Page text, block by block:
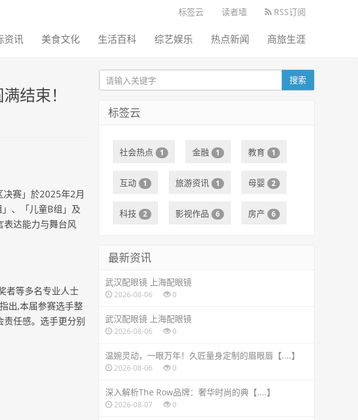
标签云 读者墙 RSS订阅
资讯 美食文化 生活百科 综艺娱乐 热点新闻 商旅生涯
结束！
决赛」於2025年2月
、「儿童B组」及
表达能力与舞台风
者等多名专业人士
出,本届参赛选手整
任感。选手更分别
搜索
标签云
社会热点 1 金融 1 教育 1
互动 1 旅游资讯 1 母婴 2
科技 2 影视作品 6 房产 6
最新资讯
武汉配眼镜 上海配眼镜
2026-08-06 0
武汉配眼镜 上海配眼镜
2026-08-06 0
温婉灵动，一眼万年！久匠量身定制的眉眼唇【....】
2026-08-06 0
深入解析The Row品牌：奢华时尚的典【....】
2026-08-07 0